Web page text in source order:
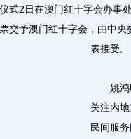
2日在澳门红十字会办事
交予澳门红十字会，由中央
表接受。
姚鸿
关注内
民间服